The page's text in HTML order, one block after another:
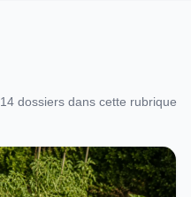
14 dossiers dans cette rubrique